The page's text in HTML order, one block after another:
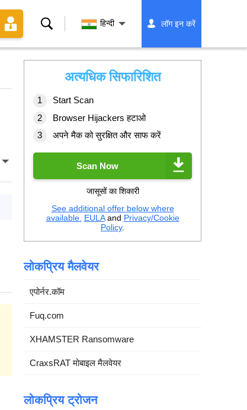
खोज हिन्दी लॉग इन करें
अत्यधिक सिफारिशित
Start Scan
Browser Hijackers हटाओ
अपने मैक को सुरक्षित और साफ करें
Scan Now
जासूसों का शिकारी
See additional offer below where
available. EULAand Privacy/Cookie
Policy.
लोकप्रिय मैलवेयर
एपोर्नर.कॉम
Fuq.com
XHAMSTER Ransomware
CraxsRAT मोबाइल मैलवेयर
लोकप्रिय ट्रोजन